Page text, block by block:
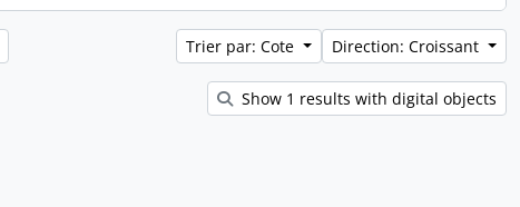
Trier par: Cote Direction: Croissant
Show 1 results with digital objects